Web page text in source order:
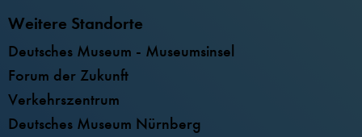
Weitere Standorte
Deutsches Museum - Museumsinsel
Forum der Zukunft
Verkehrszentrum
Deutsches Museum Nürnberg